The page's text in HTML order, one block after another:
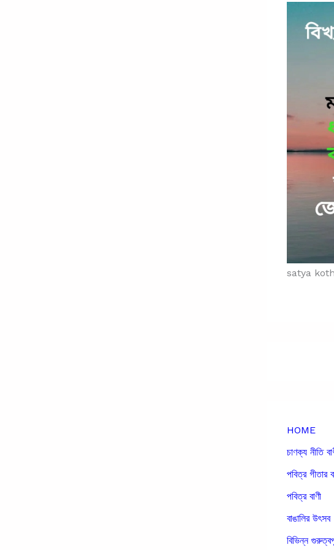
satya
HOME
চাণক্য নীতি
পবিত্র গীতার
পবিত্র বাণী
বাঙালির উৎসব
বিভিন্ন